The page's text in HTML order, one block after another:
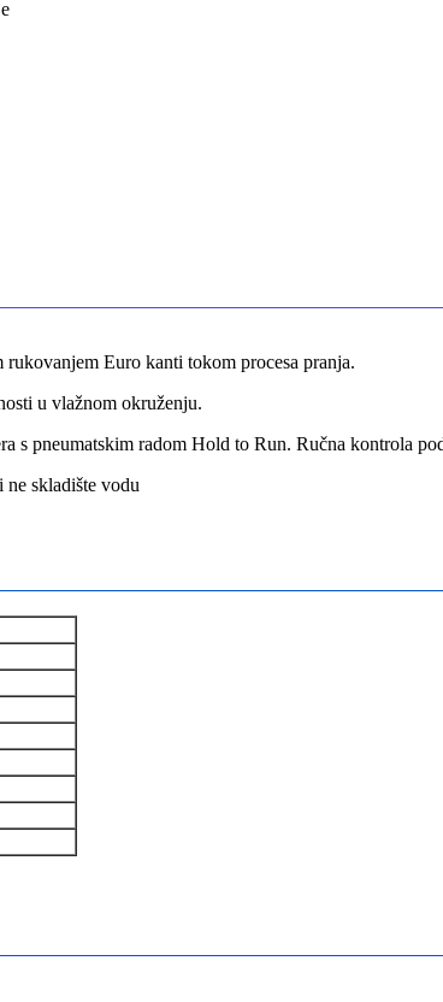
Euro kanti tokom procesa pranja.
u vlažnom okruženju.
s pneumatskim radom Hold to Run. Ručna kontrola
ne skladište vodu